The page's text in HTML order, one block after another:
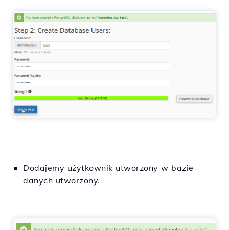
Dodajemy użytkownik utworzony w bazie
danych utworzony.